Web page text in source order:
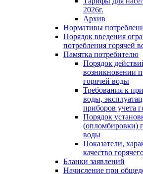
2026г.
Архив
Нормативы
Порядок введения
потребления горячей
Памятка потребителю
Порядок
возникновении
горячей воды
Требования к
воды,
приборов учета
Порядок
(опломбировки)
воды
Показатели,
качество
Бланки заявлений
Начисление при